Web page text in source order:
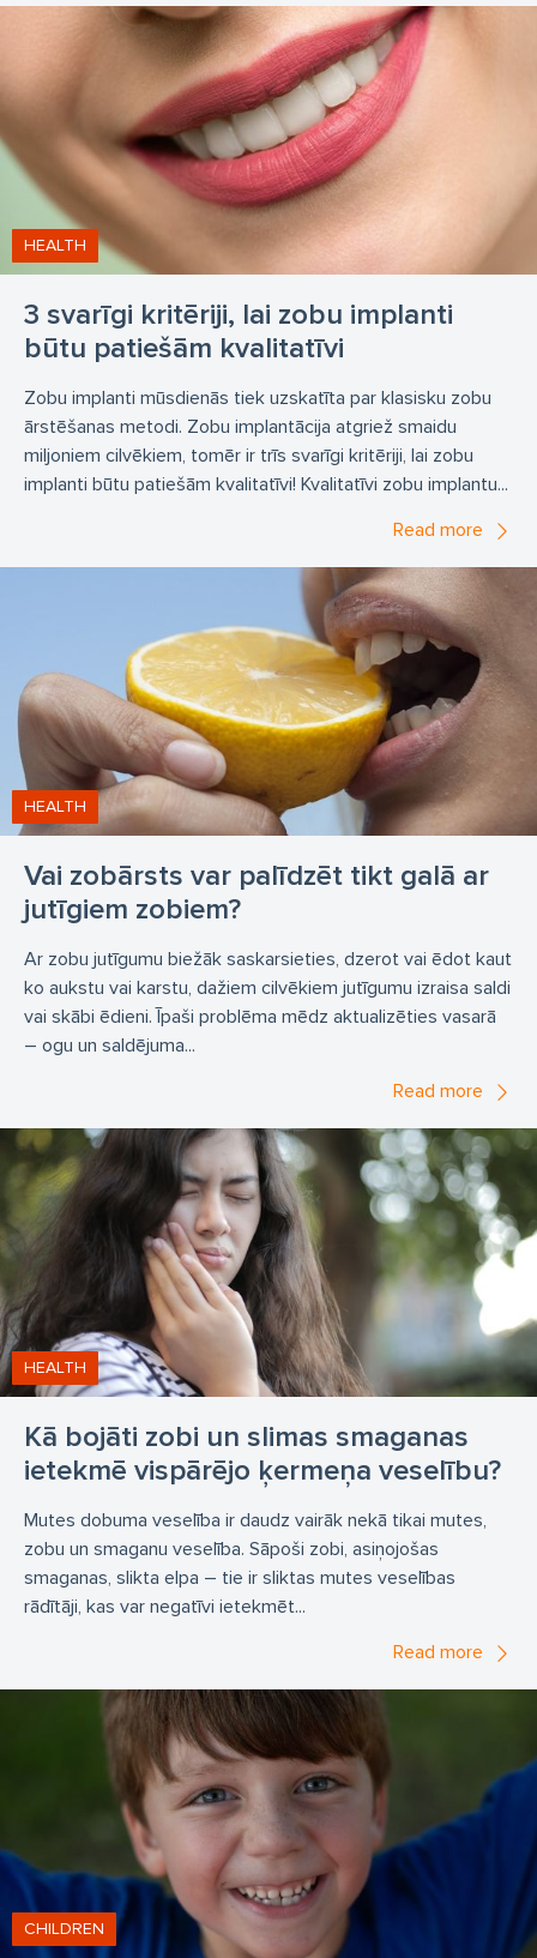
3 svarīgi kritēriji, lai zobu implanti
būtu patiešām kvalitatīvi
HEALTH
Zobu implanti mūsdienās tiek uzskatīta par klasisku zobu
ārstēšanas metodi. Zobu implantācija atgriež smaidu
miljoniem cilvēkiem, tomēr ir trīs svarīgi kritēriji, lai zobu
implanti būtu patiešām kvalitatīvi! Kvalitatīvi zobu implantu...
Read more
Vai zobārsts var palīdzēt tikt galā ar
jutīgiem zobiem?
HEALTH
Ar zobu jutīgumu biežāk saskarsieties, dzerot vai ēdot kaut
ko aukstu vai karstu, dažiem cilvēkiem jutīgumu izraisa saldi
vai skābi ēdieni. Īpaši problēma mēdz aktualizēties vasarā
– ogu un saldējuma...
Read more
Kā bojāti zobi un slimas smaganas
ietekmē vispārējo ķermeņa veselību?
HEALTH
Mutes dobuma veselība ir daudz vairāk nekā tikai mutes,
zobu un smaganu veselība. Sāpoši zobi, asiņojošas
smaganas, slikta elpa – tie ir sliktas mutes veselības
rādītāji, kas var negatīvi ietekmēt...
Read more
CHILDREN